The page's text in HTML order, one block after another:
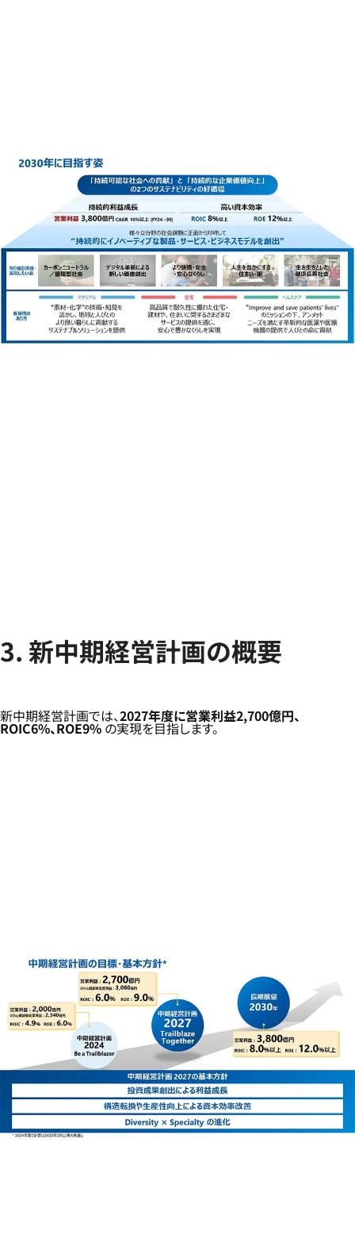
3. 新中期経営計画の概要
新中期経営計画では、2027年度に営業利益2,700億円、
ROIC6%、ROE9%の実現を目指します。